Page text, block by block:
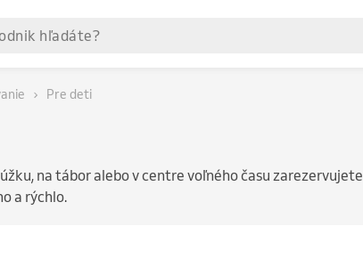
Pre deti
na tábor alebo v centre voľného času zarezervujete
a rýchlo.